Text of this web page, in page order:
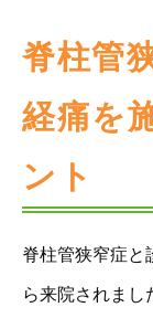
脊柱管
経痛を
ント
脊柱管狭窄症と
ら来院されまし